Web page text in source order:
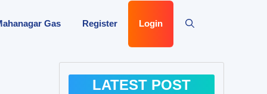
Gas Register Login
LATEST POST